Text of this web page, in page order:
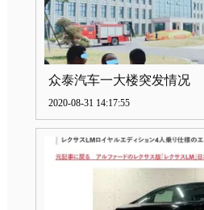
众泰汽车一大楼突发情况
2020-08-31 14:17:55